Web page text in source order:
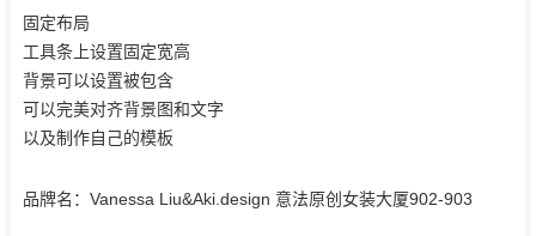
固定布局
工具条上设置固定宽高
背景可以设置被包含
可以完美对齐背景图和文字
以及制作自己的模板
品牌名：Vanessa Liu&Aki.design 意法原创女装大厦902-903